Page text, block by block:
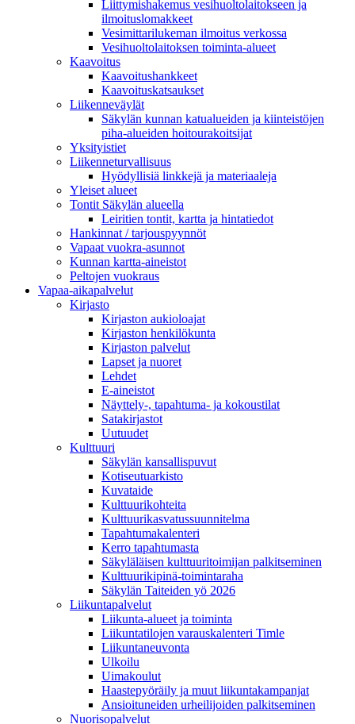
Liittymishakemus vesihuoltolaitokseen ja
ilmoituslomakkeet
Vesimittarilukeman ilmoitus verkossa
Vesihuoltolaitoksen toiminta-alueet
Kaavoitus
Kaavoitushankkeet
Kaavoituskatsaukset
Liikenneväylät
Säkylän kunnan katualueiden ja kiinteistöjen
piha-alueiden hoitourakoitsijat
Yksityistiet
Liikenneturvallisuus
Hyödyllisiä linkkejä ja materiaaleja
Yleiset alueet
Tontit Säkylän alueella
Leiritien tontit, kartta ja hintatiedot
Hankinnat / tarjouspyynnöt
Vapaat vuokra-asunnot
Kunnan kartta-aineistot
Peltojen vuokraus
Vapaa-aika­palvelut
Kirjasto
Kirjaston aukioloajat
Kirjaston henkilökunta
Kirjaston palvelut
Lapset ja nuoret
Lehdet
E-aineistot
Näyttely-, tapahtuma- ja kokoustilat
Satakirjastot
Uutuudet
Kulttuuri
Säkylän kansallispuvut
Kotiseutuarkisto
Kuvataide
Kulttuurikohteita
Kulttuurikasvatussuunnitelma
Tapahtumakalenteri
Kerro tapahtumasta
Säkyläläisen kulttuuritoimijan palkitseminen
Kulttuurikipinä-toimintaraha
Säkylän Taiteiden yö 2026
Liikuntapalvelut
Liikunta-alueet ja toiminta
Liikuntatilojen varauskalenteri Timle
Liikuntaneuvonta
Ulkoilu
Uimakoulut
Haastepyöräily ja muut liikuntakampanjat
Ansioituneiden urheilijoiden palkitseminen
Nuorisopalvelut